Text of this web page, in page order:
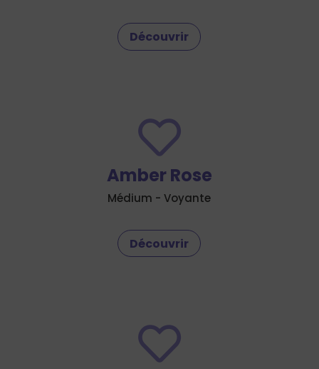
Découvrir

Amber Rose
Médium - Voyante
Découvrir
